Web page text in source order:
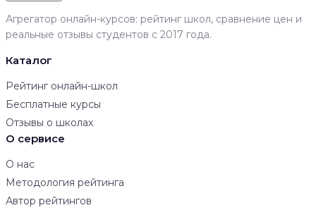
Агрегатор онлайн-курсов: рейтинг школ, сравнение цен и
реальные отзывы студентов с 2017 года.
Каталог
Рейтинг онлайн-школ
Бесплатные курсы
Отзывы о школах
О сервисе
О нас
Методология рейтинга
Автор рейтингов